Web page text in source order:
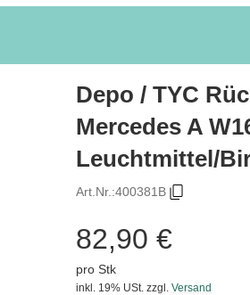
Depo / TYC
Mercedes A
Leuchtmittel/
Art.Nr.:400381B
82,90 €
pro Stk
inkl. 19% USt. zzgl. Versand